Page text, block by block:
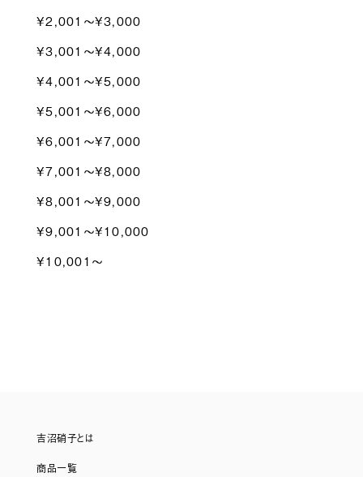
¥2,001〜¥3,000
¥3,001〜¥4,000
¥4,001〜¥5,000
¥5,001〜¥6,000
¥6,001〜¥7,000
¥7,001〜¥8,000
¥8,001〜¥9,000
¥9,001〜¥10,000
¥10,001〜
吉沼硝子とは
商品一覧